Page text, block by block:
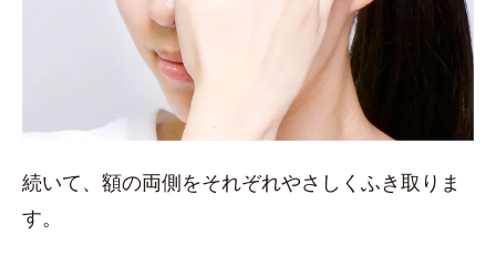
続いて、額の両側をそれぞれやさしくふき取りま
す。